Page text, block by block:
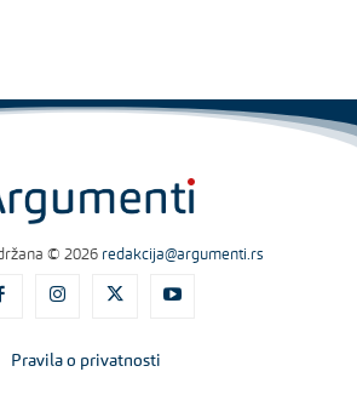
© 2026 redakcija@argumenti.rs
Pravila o privatnosti